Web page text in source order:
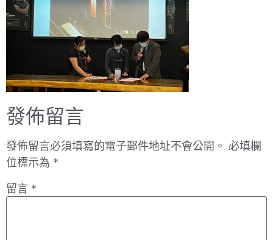
發佈留言
發佈留言必須填寫的電子郵件地址不會公開。 必填欄
位標示為 *
留言 *